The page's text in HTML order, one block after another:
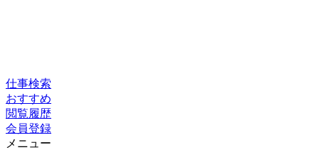
仕事検索
おすすめ
閲覧履歴
会員登録
メニュー